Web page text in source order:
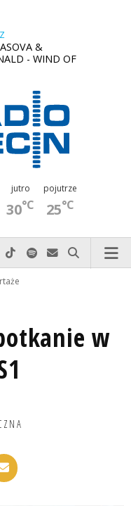
&
- WIND OF
jutro
30°C
pojutrze
25°C
do nas zadzwoń
na Facebook-u
nas na X
Odwiedź nas na Instagram-ie
Odwiedź nas na TikTok-u
Szukaj nas na Spotify
Wyślij do nas
Szukaj
w